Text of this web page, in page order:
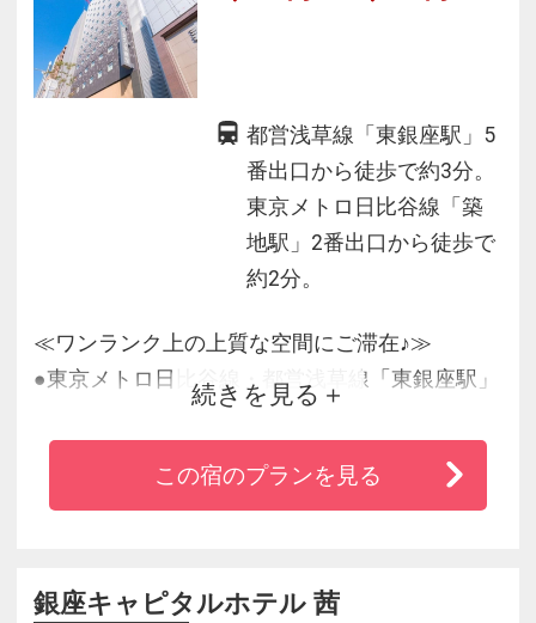
都営浅草線「東銀座駅」5
番出口から徒歩で約3分。
東京メトロ日比谷線「築
地駅」2番出口から徒歩で
約2分。
≪ワンランク上の上質な空間にご滞在♪≫
●東京メトロ日比谷線・都営浅草線「東銀座駅」
５番出口より徒歩３分！
●東京メトロ日比谷線「築地駅」２番出口からも
●全室Ｗｉ－Ｆｉ無料でご利用ＯＫ！
続きを見る
この宿のプランを見る
銀座キャピタルホテル 茜